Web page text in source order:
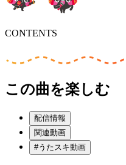
CONTENTS
この曲を楽しむ
配信情報
関連動画
#うたスキ動画